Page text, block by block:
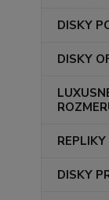
DISKY
DISKY
DISKY